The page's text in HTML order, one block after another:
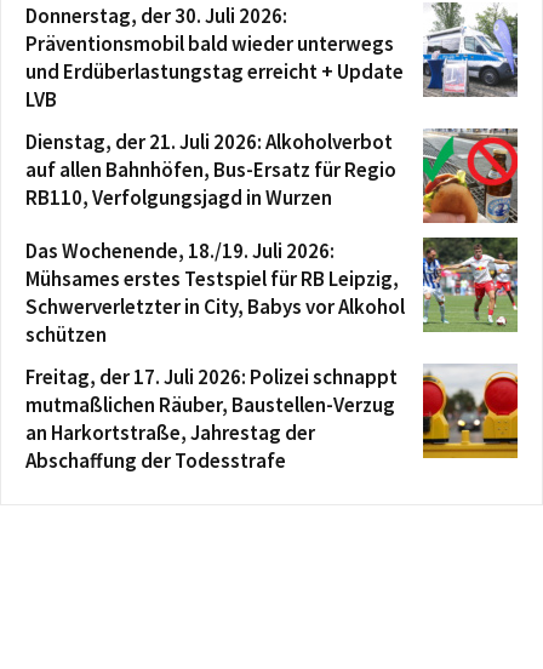
Donnerstag, der 30. Juli 2026:
Präventionsmobil bald wieder unterwegs
und Erdüberlastungstag erreicht + Update
LVB
Dienstag, der 21. Juli 2026: Alkoholverbot
auf allen Bahnhöfen, Bus-Ersatz für Regio
RB110, Verfolgungsjagd in Wurzen
Das Wochenende, 18./19. Juli 2026:
Mühsames erstes Testspiel für RB Leipzig,
Schwerverletzter in City, Babys vor Alkohol
schützen
Freitag, der 17. Juli 2026: Polizei schnappt
mutmaßlichen Räuber, Baustellen-Verzug
an Harkortstraße, Jahrestag der
Abschaffung der Todesstrafe